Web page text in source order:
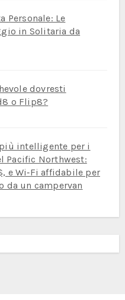
Personale: Le
in Solitaria da
dovresti
o Flip8?
intelligente per i
Pacific Northwest:
e Wi‑Fi affidabile per
da un campervan